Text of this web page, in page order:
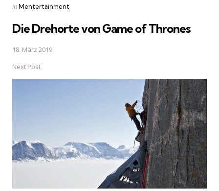
Posted
inMentertainment
Die Drehorte von Game of Thrones
18. März 2019
Next Post